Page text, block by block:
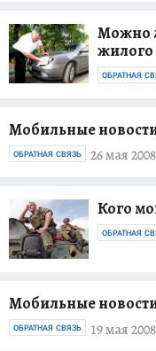
Можно
жилого
ОБРАТНАЯ
Мобильные
26 мая 2008
ОБРАТНАЯ СВЯЗЬ
Кого
ОБРАТНАЯ
Мобильные
19 мая 2008
ОБРАТНАЯ СВЯЗЬ